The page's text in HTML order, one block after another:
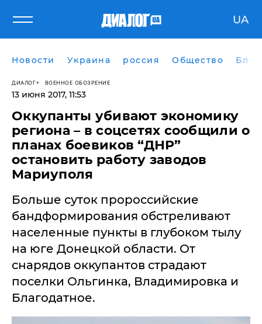
UA
Новости Украина россия Общество
ДИАЛОГ ВОЕННОЕ ОБОЗРЕНИЕ
13 июня 2017, 11:53
Оккупанты убивают экономику
региона – в соцсетях сообщили о
планах боевиков “ДНР”
остановить работу заводов
Мариуполя
Больше суток пророссийские
бандформирования обстреливают
населенные пункты в глубоком тылу
на юге Донецкой области. От
снарядов оккупантов страдают
поселки Ольгинка, Владимировка и
Благодатное.